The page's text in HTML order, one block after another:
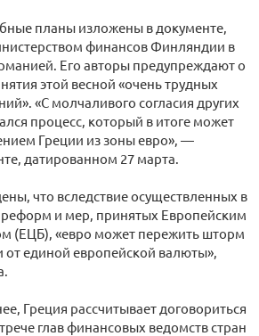
планы изложены в документе,
финансов Финляндии в
Его авторы предупреждают о
этой весной «очень трудных
«С молчаливого согласия других
процесс, который в итоге может
Греции из зоны евро», —
датированном 27 марта.
что вследствие осуществленных в
реформ и мер, принятых Европейским
(ЕЦБ), «евро может пережить шторм
от единой европейской валюты»,
Греция рассчитывает договориться
глав финансовых ведомств стран